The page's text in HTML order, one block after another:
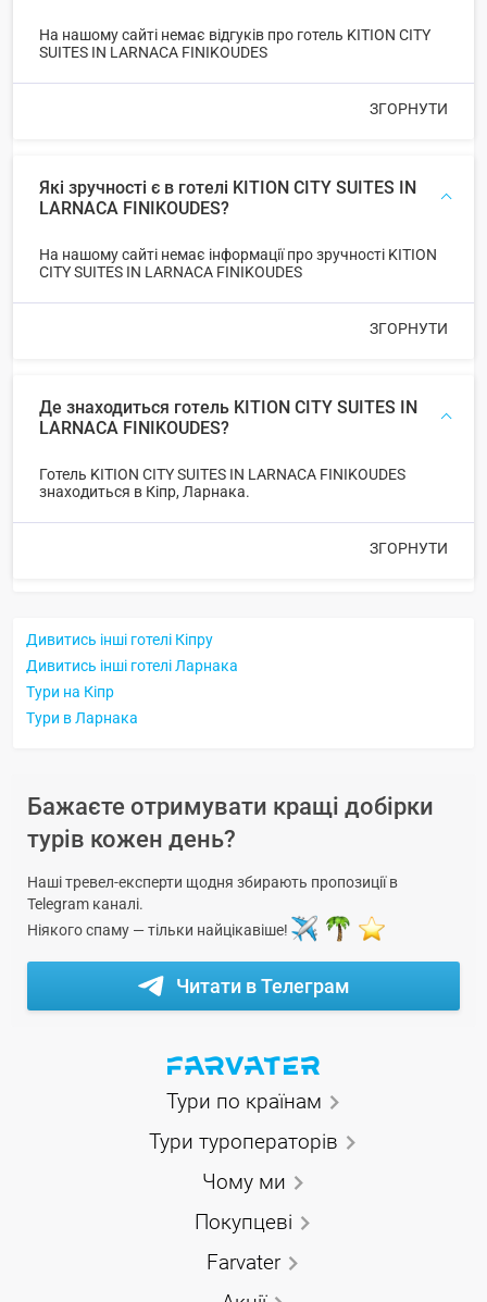
На нашому сайті немає відгуків про готель KITION CITY
SUITES IN LARNACA FINIKOUDES
ЗГОРНУТИ
Які зручності є в готелі KITION CITY SUITES IN
LARNACA FINIKOUDES?
На нашому сайті немає інформації про зручності KITION
CITY SUITES IN LARNACA FINIKOUDES
ЗГОРНУТИ
Де знаходиться готель KITION CITY SUITES IN
LARNACA FINIKOUDES?
Готель KITION CITY SUITES IN LARNACA FINIKOUDES
знаходиться в Кіпр, Ларнака.
ЗГОРНУТИ
Дивитись інші готелі Кіпру
Дивитись інші готелі Ларнака
Тури на Кіпр
Тури в Ларнака
Бажаєте отримувати кращі добірки
турів кожен день?
Наші тревел-експерти щодня збирають пропозиції в
Telegram каналі.
Ніякого спаму — тільки найцікавіше!
Читати в Телеграм
Тури по країнам
Тури туроператорів
Чому ми
Покупцеві
Farvater